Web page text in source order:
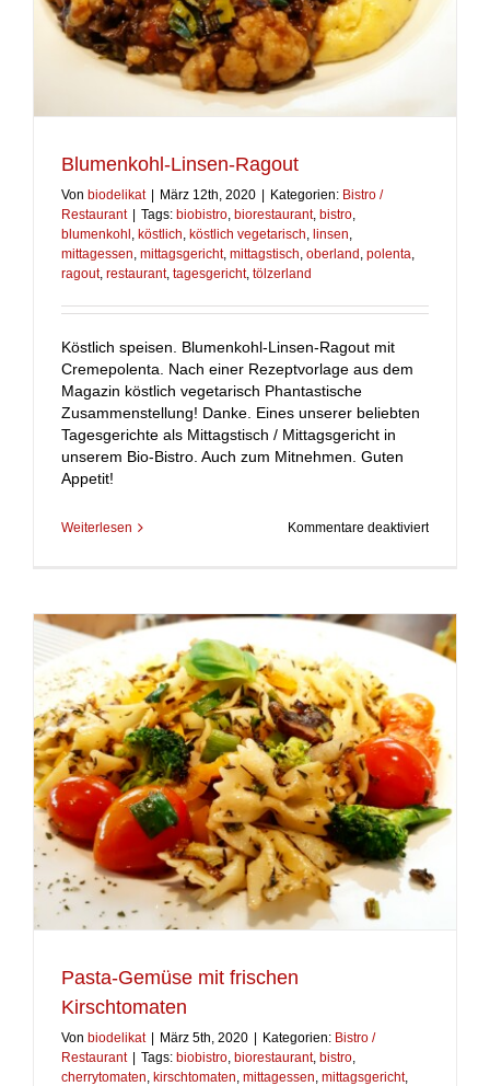
Blumenkohl-Linsen-Ragout
Von biodelikat März 12th, 2020 Kategorien: Bistro /
Restaurant
Tags: biobistro, biorestaurant, bistro,
blumenkohl , köstlich, köstlich vegetarisch, linsen,
mittagessen, mittagsgericht, mittagstisch, oberland , polenta,
ragout, restaurant, tagesgericht, tölzerland
Köstlich speisen. Blumenkohl-Linsen-Ragout mit
Cremepolenta. Nach einer Rezeptvorlage aus dem
Magazin köstlich vegetarisch Phantastische
Zusammenstellung! Danke. Eines unserer beliebten
Tagesgerichte als Mittagstisch / Mittagsgericht in
unserem Bio-Bistro. Auch zum Mitnehmen. Guten
Appetit!
Weiterlesen Kommentare deaktiviertfür
Pasta-Gemüse mit frischen
Kirschtomaten
Von biodelikat März 5th, 2020 Kategorien: Bistro /
Restaurant
Tags: biobistro, biorestaurant, bistro,
cherrytomaten, kirschtomaten, mittagessen, mittagsgericht,